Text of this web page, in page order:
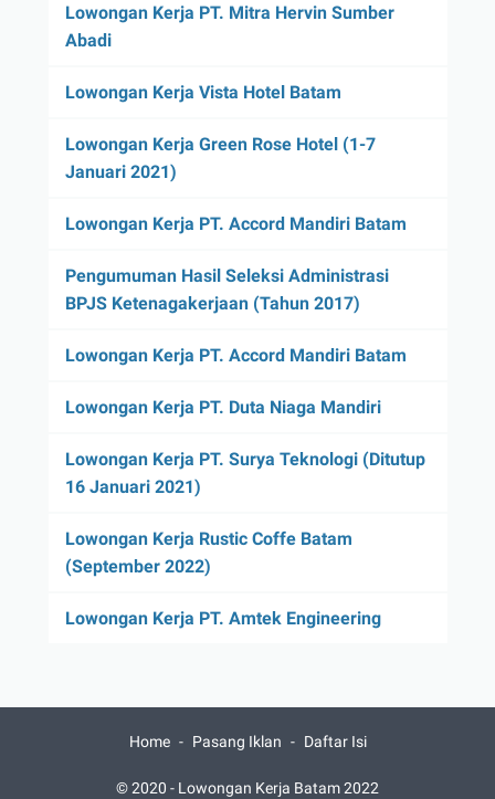
Lowongan Kerja PT. Mitra Hervin Sumber
Abadi
Lowongan Kerja Vista Hotel Batam
Lowongan Kerja Green Rose Hotel (1-7
Januari 2021)
Lowongan Kerja PT. Accord Mandiri Batam
Pengumuman Hasil Seleksi Administrasi
BPJS Ketenagakerjaan (Tahun 2017)
Lowongan Kerja PT. Accord Mandiri Batam
Lowongan Kerja PT. Duta Niaga Mandiri
Lowongan Kerja PT. Surya Teknologi (Ditutup
16 Januari 2021)
Lowongan Kerja Rustic Coffe Batam
(September 2022)
Lowongan Kerja PT. Amtek Engineering
Home Pasang Iklan Daftar Isi
© 2020 - Lowongan Kerja Batam 2022